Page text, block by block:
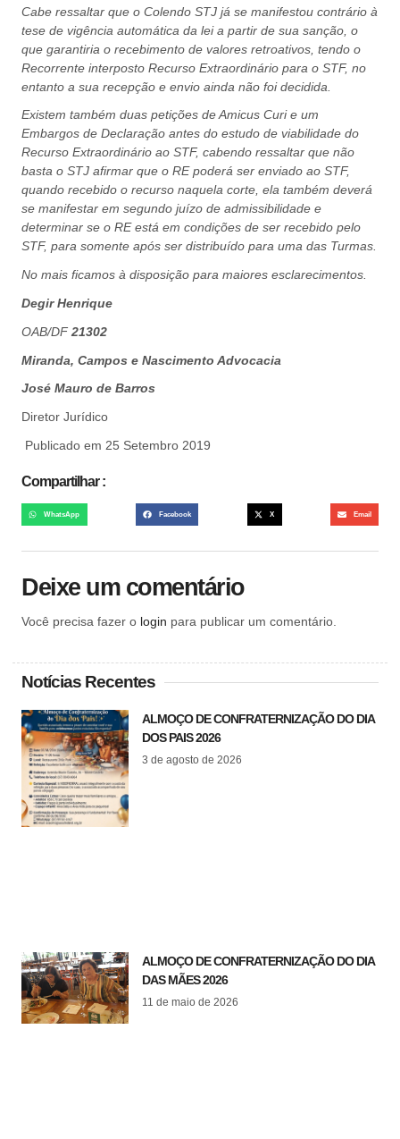
Cabe ressaltar que o Colendo STJ já se manifestou contrário à
tese de vigência automática da lei a partir de sua sanção, o
que garantiria o recebimento de valores retroativos, tendo o
Recorrente interposto Recurso Extraordinário para o STF, no
entanto a sua recepção e envio ainda não foi decidida.
Existem também duas petições de Amicus Curi e um
Embargos de Declaração antes do estudo de viabilidade do
Recurso Extraordinário ao STF, cabendo ressaltar que não
basta o STJ afirmar que o RE poderá ser enviado ao STF,
quando recebido o recurso naquela corte, ela também deverá
se manifestar em segundo juízo de admissibilidade e
determinar se o RE está em condições de ser recebido pelo
STF, para somente após ser distribuído para uma das Turmas.
No mais ficamos à disposição para maiores esclarecimentos.
Degir Henrique
OAB/DF 21302
Miranda, Campos e Nascimento Advocacia
José Mauro de Barros
Diretor Jurídico
Publicado em 25 Setembro 2019
Compartilhar :
WhatsApp Facebook X Email
Deixe um comentário
Você precisa fazer o login para publicar um comentário.
Notícias Recentes
ALMOÇO DE CONFRATERNIZAÇÃO DO DIA
DOS PAIS 2026
3 de agosto de 2026
ALMOÇO DE CONFRATERNIZAÇÃO DO DIA
DAS MÃES 2026
11 de maio de 2026